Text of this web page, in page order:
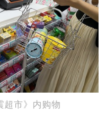
超市》内购物